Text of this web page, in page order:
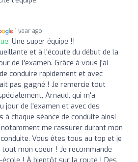
1 year ago
Une super équipe !!
et à l'écoute du début de la
de l'examen. Grâce à vous j'ai
conduire rapidement et avec
pas gagné ! Je remercie tout
Arnaud, qui m'a
jour de l'examen et avec des
à chaque séance de conduite ainsi
notamment me rassurer durant mon
Vous êtes tous au top et je
mon coeur ! Je recommande
! À bientôt sur la route ! Des